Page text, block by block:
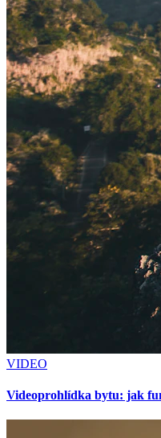
VIDEO
Videoprohlídka bytu: jak